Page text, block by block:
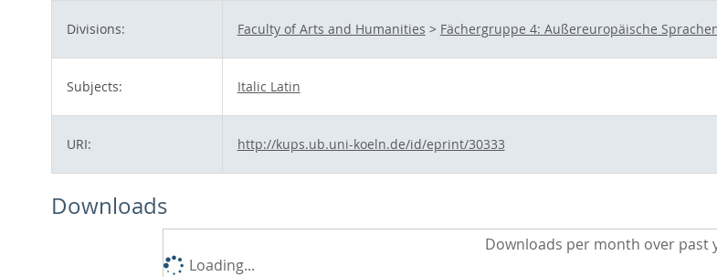
Divisions: Faculty of Arts and Humanities > Fächergruppe 4: Außereuropäische
Subjects: Italic Latin
URI: http://kups.ub.uni-koeln.de/id/eprint/30333
Downloads
Downloads per month over past
Loading...